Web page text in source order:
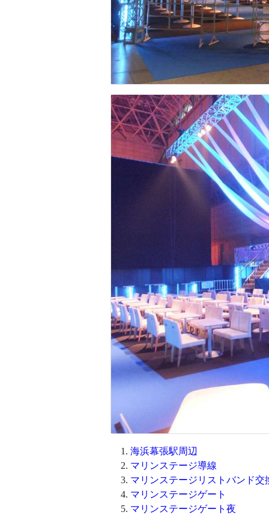
海浜幕張駅周辺
マリンステージ導線
マリンステージリストバンド交
マリンステージゲート
マリンステージゲート夜